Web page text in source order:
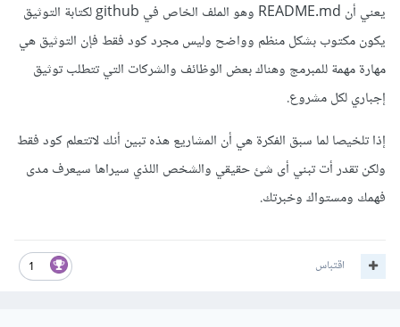
يعني أن README.md وهو الملف الخاص في github لكتابة التوثيق
يكون مكتوب بشكل منظم وواضح وليس مجرد كود فقط فإن التوثيق هي
مهارة مهمة للمبرمج وهناك بعض الوظائف والشركات التي تتطلب توثيق
إجباري لكل مشروع.
إذا تلخيصا لما سبق الفكرة هي أن المشاريع هذه تبين أنك لاتتعلم كود فقط
ولكن تقدر أت تبني أى شئ حقيقي والشخص اللذي سيراها سيعرف مدى
فهمك ومستواك وخبرتك.
1 اقتباس